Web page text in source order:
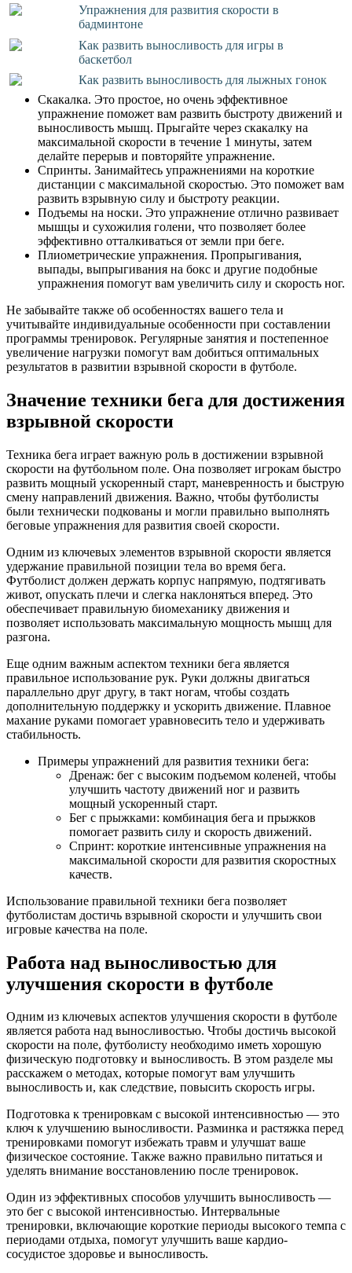
Упражнения для развития скорости в
бадминтоне
Как развить выносливость для игры в
баскетбол
Как развить выносливость для лыжных гонок
Скакалка. Это простое, но очень эффективное
упражнение поможет вам развить быстроту движений и
выносливость мышц. Прыгайте через скакалку на
максимальной скорости в течение 1 минуты, затем
делайте перерыв и повторяйте упражнение.
Спринты. Занимайтесь упражнениями на короткие
дистанции с максимальной скоростью. Это поможет вам
развить взрывную силу и быстроту реакции.
Подъемы на носки. Это упражнение отлично развивает
мышцы и сухожилия голени, что позволяет более
эффективно отталкиваться от земли при беге.
Плиометрические упражнения. Пропрыгивания,
выпады, выпрыгивания на бокс и другие подобные
упражнения помогут вам увеличить силу и скорость ног.
Не забывайте также об особенностях вашего тела и
учитывайте индивидуальные особенности при составлении
программы тренировок. Регулярные занятия и постепенное
увеличение нагрузки помогут вам добиться оптимальных
результатов в развитии взрывной скорости в футболе.
Значение техники бега для достижения
взрывной скорости
Техника бега играет важную роль в достижении взрывной
скорости на футбольном поле. Она позволяет игрокам быстро
развить мощный ускоренный старт, маневренность и быструю
смену направлений движения. Важно, чтобы футболисты
были технически подкованы и могли правильно выполнять
беговые упражнения для развития своей скорости.
Одним из ключевых элементов взрывной скорости является
удержание правильной позиции тела во время бега.
Футболист должен держать корпус напрямую, подтягивать
живот, опускать плечи и слегка наклоняться вперед. Это
обеспечивает правильную биомеханику движения и
позволяет использовать максимальную мощность мышц для
разгона.
Еще одним важным аспектом техники бега является
правильное использование рук. Руки должны двигаться
параллельно друг другу, в такт ногам, чтобы создать
дополнительную поддержку и ускорить движение. Плавное
махание руками помогает уравновесить тело и удерживать
стабильность.
Примеры упражнений для развития техники бега:
Дренаж: бег с высоким подъемом коленей, чтобы
улучшить частоту движений ног и развить
мощный ускоренный старт.
Бег с прыжками: комбинация бега и прыжков
помогает развить силу и скорость движений.
Спринт: короткие интенсивные упражнения на
максимальной скорости для развития скоростных
качеств.
Использование правильной техники бега позволяет
футболистам достичь взрывной скорости и улучшить свои
игровые качества на поле.
Работа над выносливостью для
улучшения скорости в футболе
Одним из ключевых аспектов улучшения скорости в футболе
является работа над выносливостью. Чтобы достичь высокой
скорости на поле, футболисту необходимо иметь хорошую
физическую подготовку и выносливость. В этом разделе мы
расскажем о методах, которые помогут вам улучшить
выносливость и, как следствие, повысить скорость игры.
Подготовка к тренировкам с высокой интенсивностью — это
ключ к улучшению выносливости. Разминка и растяжка перед
тренировками помогут избежать травм и улучшат ваше
физическое состояние. Также важно правильно питаться и
уделять внимание восстановлению после тренировок.
Один из эффективных способов улучшить выносливость —
это бег с высокой интенсивностью. Интервальные
тренировки, включающие короткие периоды высокого темпа с
периодами отдыха, помогут улучшить ваше кардио-
сосудистое здоровье и выносливость.